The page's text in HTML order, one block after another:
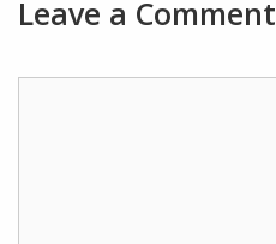
Leave a Comment